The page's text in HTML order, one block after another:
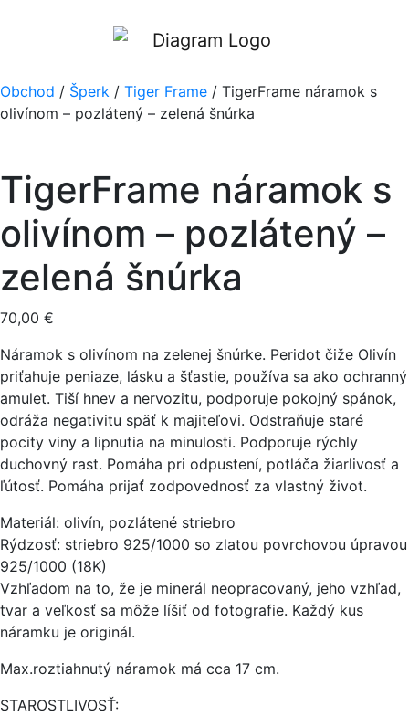
Obchod / Šperk / Tiger Frame / TigerFrame náramok s
olivínom – pozlátený – zelená šnúrka
TigerFrame náramok s
olivínom – pozlátený –
zelená šnúrka
70,00 €
Náramok s olivínom na zelenej šnúrke. Peridot čiže Olivín
priťahuje peniaze, lásku a šťastie, používa sa ako ochranný
amulet. Tiší hnev a nervozitu, podporuje pokojný spánok,
odráža negativitu späť k majiteľovi. Odstraňuje staré
pocity viny a lipnutia na minulosti. Podporuje rýchly
duchovný rast. Pomáha pri odpustení, potláča žiarlivosť a
ľútosť. Pomáha prijať zodpovednosť za vlastný život.
Materiál: olivín, pozlátené striebro
Rýdzosť: striebro 925/1000 so zlatou povrchovou úpravou
925/1000 (18K)
Vzhľadom na to, že je minerál neopracovaný, jeho vzhľad,
tvar a veľkosť sa môže líšiť od fotografie. Každý kus
náramku je originál.
Max.roztiahnutý náramok má cca 17 cm.
STAROSTLIVOSŤ: